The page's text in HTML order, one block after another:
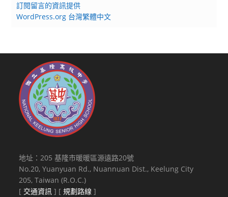
訂閱留言的資訊提供
WordPress.org 台灣繁體中文
地址：205 基隆市暖暖區源遠路20號
No.20, Yuanyuan Rd., Nuannuan Dist., Keelung City
205, Taiwan (R.O.C.)
[ 交通資訊 ] [規劃路線 ]